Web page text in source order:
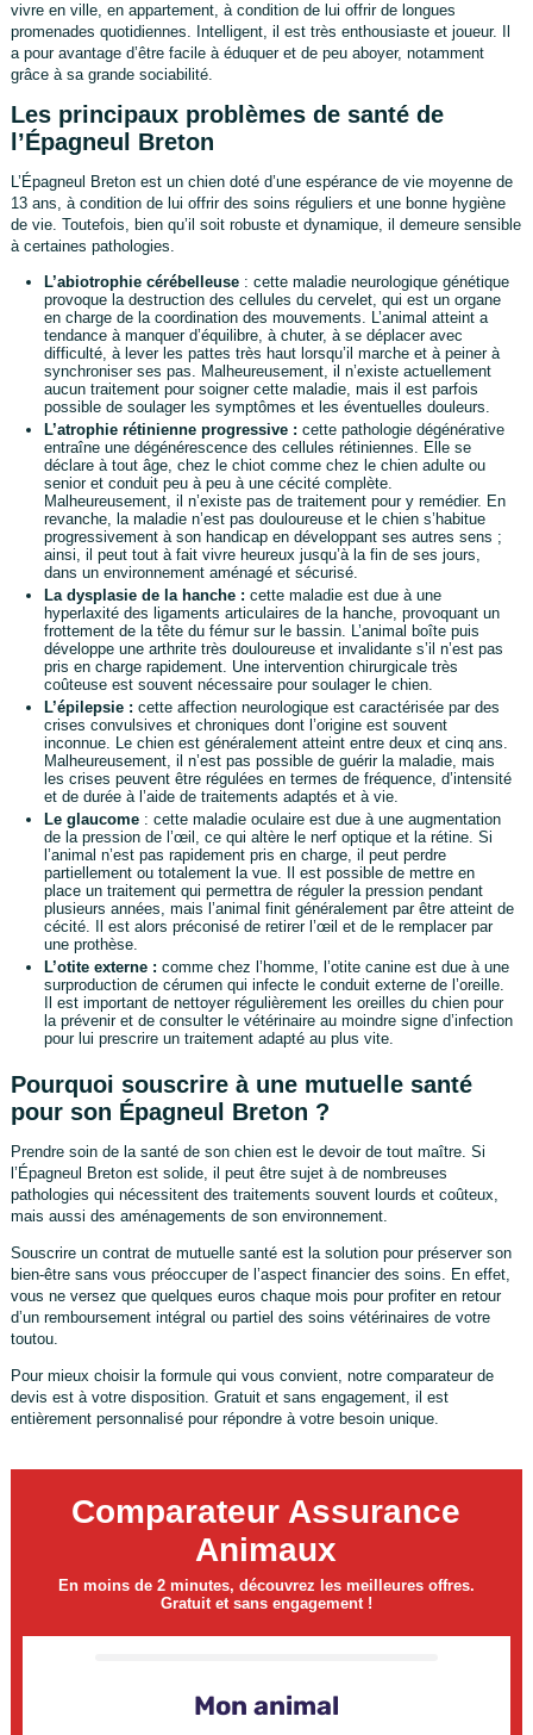
vivre en ville, en appartement, à condition de lui offrir de longues
promenades quotidiennes. Intelligent, il est très enthousiaste et joueur. Il
a pour avantage d’être facile à éduquer et de peu aboyer, notamment
grâce à sa grande sociabilité.
Les principaux problèmes de santé de
l’Épagneul Breton
L’Épagneul Breton est un chien doté d’une espérance de vie moyenne de
13 ans, à condition de lui offrir des soins réguliers et une bonne hygiène
de vie. Toutefois, bien qu’il soit robuste et dynamique, il demeure sensible
à certaines pathologies.
L’abiotrophie cérébelleuse : cette maladie neurologique génétique
provoque la destruction des cellules du cervelet, qui est un organe
en charge de la coordination des mouvements. L’animal atteint a
tendance à manquer d’équilibre, à chuter, à se déplacer avec
difficulté, à lever les pattes très haut lorsqu’il marche et à peiner à
synchroniser ses pas. Malheureusement, il n’existe actuellement
aucun traitement pour soigner cette maladie, mais il est parfois
possible de soulager les symptômes et les éventuelles douleurs.
L’atrophie rétinienne progressive : cette pathologie dégénérative
entraîne une dégénérescence des cellules rétiniennes. Elle se
déclare à tout âge, chez le chiot comme chez le chien adulte ou
senior et conduit peu à peu à une cécité complète.
Malheureusement, il n’existe pas de traitement pour y remédier. En
revanche, la maladie n’est pas douloureuse et le chien s’habitue
progressivement à son handicap en développant ses autres sens ;
ainsi, il peut tout à fait vivre heureux jusqu’à la fin de ses jours,
dans un environnement aménagé et sécurisé.
La dysplasie de la hanche : cette maladie est due à une
hyperlaxité des ligaments articulaires de la hanche, provoquant un
frottement de la tête du fémur sur le bassin. L’animal boîte puis
développe une arthrite très douloureuse et invalidante s’il n’est pas
pris en charge rapidement. Une intervention chirurgicale très
coûteuse est souvent nécessaire pour soulager le chien.
L’épilepsie : cette affection neurologique est caractérisée par des
crises convulsives et chroniques dont l’origine est souvent
inconnue. Le chien est généralement atteint entre deux et cinq ans.
Malheureusement, il n’est pas possible de guérir la maladie, mais
les crises peuvent être régulées en termes de fréquence, d’intensité
et de durée à l’aide de traitements adaptés et à vie.
Le glaucome : cette maladie oculaire est due à une augmentation
de la pression de l’œil, ce qui altère le nerf optique et la rétine. Si
l’animal n’est pas rapidement pris en charge, il peut perdre
partiellement ou totalement la vue. Il est possible de mettre en
place un traitement qui permettra de réguler la pression pendant
plusieurs années, mais l’animal finit généralement par être atteint de
cécité. Il est alors préconisé de retirer l’œil et de le remplacer par
une prothèse.
L’otite externe : comme chez l’homme, l’otite canine est due à une
surproduction de cérumen qui infecte le conduit externe de l’oreille.
Il est important de nettoyer régulièrement les oreilles du chien pour
la prévenir et de consulter le vétérinaire au moindre signe d’infection
pour lui prescrire un traitement adapté au plus vite.
Pourquoi souscrire à une mutuelle santé
pour son Épagneul Breton ?
Prendre soin de la santé de son chien est le devoir de tout maître. Si
l’Épagneul Breton est solide, il peut être sujet à de nombreuses
pathologies qui nécessitent des traitements souvent lourds et coûteux,
mais aussi des aménagements de son environnement.
Souscrire un contrat de mutuelle santé est la solution pour préserver son
bien-être sans vous préoccuper de l’aspect financier des soins. En effet,
vous ne versez que quelques euros chaque mois pour profiter en retour
d’un remboursement intégral ou partiel des soins vétérinaires de votre
toutou.
Pour mieux choisir la formule qui vous convient, notre comparateur de
devis est à votre disposition. Gratuit et sans engagement, il est
entièrement personnalisé pour répondre à votre besoin unique.
Comparateur Assurance
Animaux
En moins de 2 minutes, découvrez les meilleures offres.
Gratuit et sans engagement !